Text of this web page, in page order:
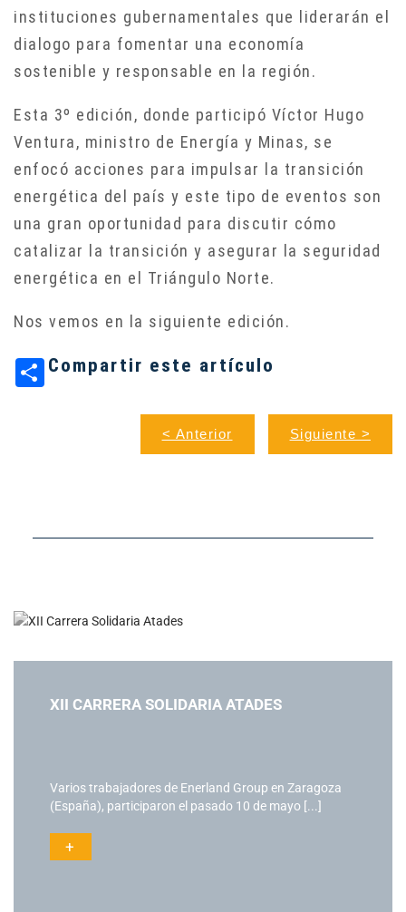
instituciones gubernamentales que liderarán el
dialogo para fomentar una economía
sostenible y responsable en la región.
Esta 3º edición, donde participó Víctor Hugo
Ventura, ministro de Energía y Minas, se
enfocó acciones para impulsar la transición
energética del país y este tipo de eventos son
una gran oportunidad para discutir cómo
catalizar la transición y asegurar la seguridad
energética en el Triángulo Norte.
Nos vemos en la siguiente edición.
Compartir este artículo
< Anterior Siguiente >
XII CARRERA SOLIDARIA ATADES
Varios trabajadores de Enerland Group en Zaragoza
(España), participaron el pasado 10 de mayo [...]
+